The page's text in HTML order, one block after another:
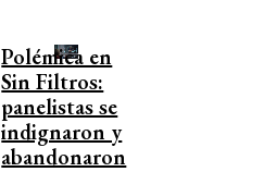
Polémica en
Sin Filtros:
panelistas se
indignaron y
abandonaron